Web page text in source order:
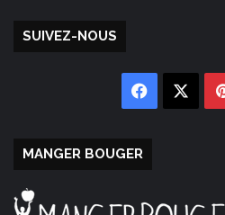
SUIVEZ-NOUS
Facebook
MANGER BOUGER